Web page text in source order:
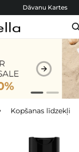
Dāvanu Kartes
Cosibella lojalitātes
Kopšanas līdzekļi